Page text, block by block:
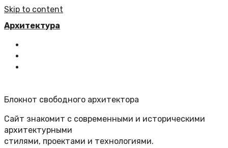
Skip to content
Архитектура
Блокнот свободного архитектора
Сайт знакомит с современными и историческими
архитектурными
стилями, проектами и технологиями.